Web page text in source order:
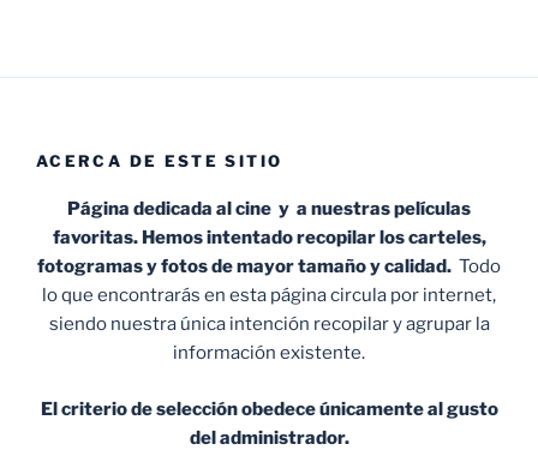
ACERCA DE ESTE SITIO
Página dedicada al cine y a nuestras películas
favoritas. Hemos intentado recopilar los carteles,
fotogramas y fotos de mayor tamaño y calidad. Todo
lo que encontrarás en esta página circula por internet,
siendo nuestra única intención recopilar y agrupar la
información existente.
El criterio de selección obedece únicamente al gusto
del administrador.